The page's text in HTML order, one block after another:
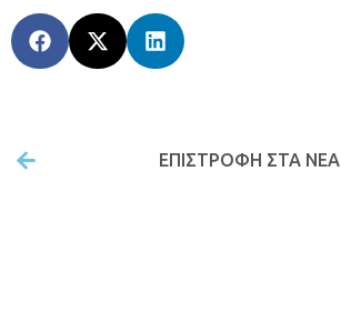
ΕΠΙΣΤΡΟΦΉ ΣΤΑ ΝΕΑ